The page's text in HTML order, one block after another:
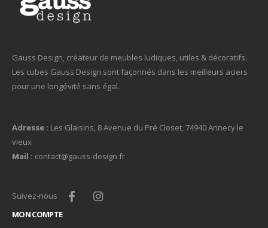
Gauss Design, créateur de meubles ludiques, utiles & décoratifs.
Les cubes Gauss Design sont façonnés dans les meilleurs aciers
pour une longévité sans égal.
Adresse : Les Glaisins, 8 Avenue du Pré Closet, 74940 Annecy le
vieux
Mail : contact@gauss-design.fr
Suivez-nous
MON COMPTE